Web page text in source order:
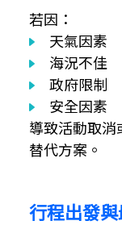
若因：
天氣因素
海況不佳
政府限制
安全因素
導致活動取
替代方案。
行程出發